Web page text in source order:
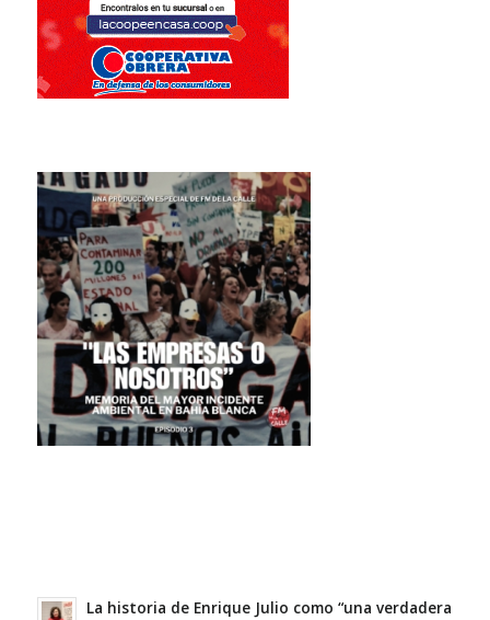
La historia de Enrique Julio como “una verdadera